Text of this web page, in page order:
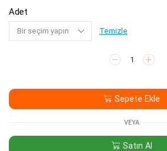
Adet
Temizle
Kollu
Küresel
1/2-
1/2
(E-
Sepete Ekle
VEYA
Satın Al